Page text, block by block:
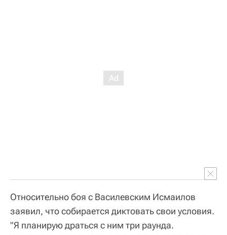
Относительно боя с Василевским Исмаилов
заявил, что собирается диктовать свои условия.
"Я планирую драться с ним три раунда.